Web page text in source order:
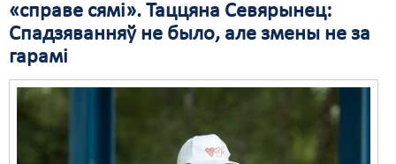
«справе сямі». Таццяна Севярынец:
Спадзяванняў не было, але змены не за
гарамі
Грамадзянскія ініцыятывы
Дзяржава
Дыскрымінацыя
Затрыманьні
Карная псыхіятрыя
RSS